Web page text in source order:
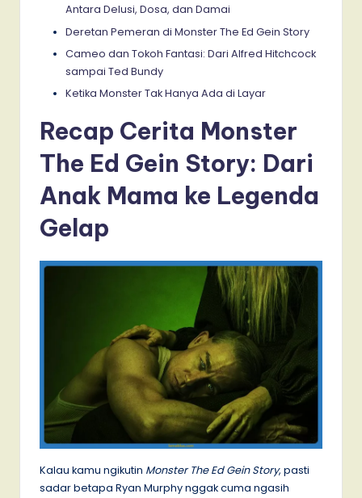
Antara Delusi, Dosa, dan Damai
Deretan Pemeran di Monster The Ed Gein Story
Cameo dan Tokoh Fantasi: Dari Alfred Hitchcock
sampai Ted Bundy
Ketika Monster Tak Hanya Ada di Layar
Recap Cerita Monster
The Ed Gein Story: Dari
Anak Mama ke Legenda
Gelap
Kalau kamu ngikutin Monster The Ed Gein Story, pasti
sadar betapa Ryan Murphy nggak cuma ngasih